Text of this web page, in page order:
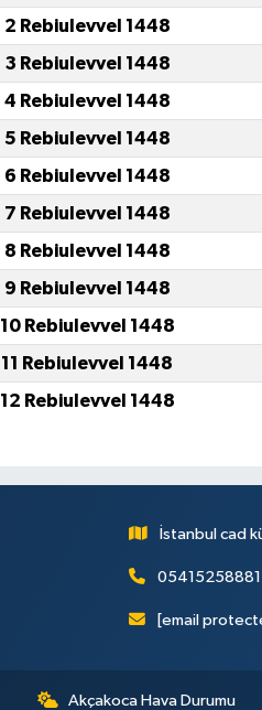
2 Rebiulevvel 1448
3 Rebiulevvel 1448
4 Rebiulevvel 1448
5 Rebiulevvel 1448
6 Rebiulevvel 1448
7 Rebiulevvel 1448
8 Rebiulevvel 1448
9 Rebiulevvel 1448
10 Rebiulevvel 1448
11 Rebiulevvel 1448
12 Rebiulevvel 1448
İstanbul cad
05415258881
[email
Akçakoca Hava Durumu